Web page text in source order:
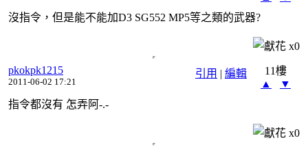
沒指令，但是能不能加D3 SG552 MP5等之類的武器?
x0
引用 | 編輯
pkokpk1215
2011-06-02 17:21
11樓
▲
▼
指令都沒有 怎弄阿-.-
x0